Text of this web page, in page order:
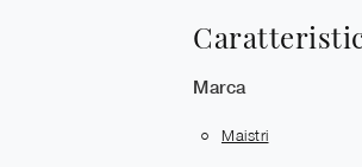
Marca
Maistri